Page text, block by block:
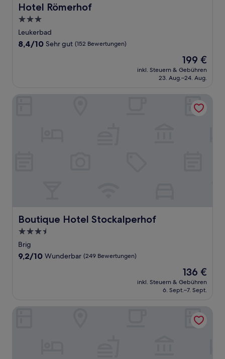
Hotel Römerhof
Hotel Römerhof
3.0-
Sterne-
Unterkunft
Leukerbad
8.4
Bewertungen)
8,4/10 Sehr gut (152 Bewertungen)
Der
Preis
beträgt
199 €
inkl. Steuern & Gebühren
23. Aug.–24. Aug.
Boutique Hotel Stockalperhof
Boutique Hotel Stockalperhof
3.5-
Sterne-
Unterkunft
Brig
9.2
9,2/10 Wunderbar (249 Bewertungen)
Der
Preis
beträgt
136 €
inkl. Steuern & Gebühren
6. Sept.–7. Sept.